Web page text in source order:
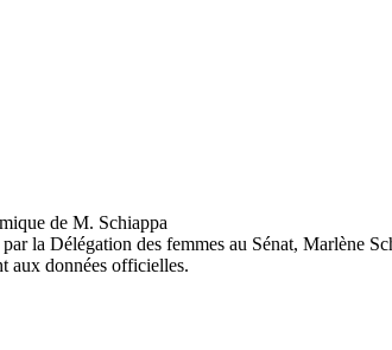
la Délégation des femmes au Sénat, Marlène
aux données officielles.